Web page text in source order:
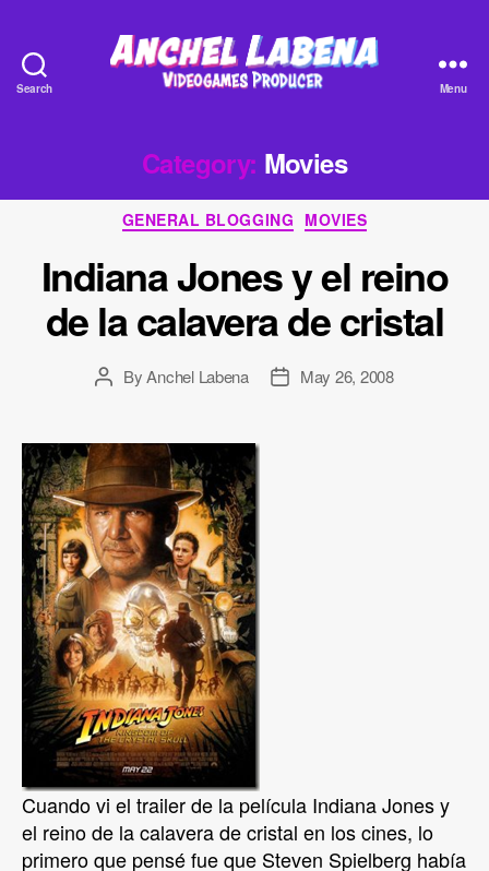
Search
Videogames
Producer
Menu
Category: Movies
Categories
GENERAL BLOGGING MOVIES
Indiana Jones y el reino
de la calavera de cristal
PostByAnchel Labena
PostMay 26, 2008
Cuando vi el trailer de la película Indiana Jones y
el reino de la calavera de cristal en los cines, lo
primero que pensé fue que Steven Spielberg había